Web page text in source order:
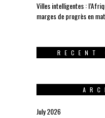
Villes intelligentes :
marges de progrès en
RECENT
July 2026